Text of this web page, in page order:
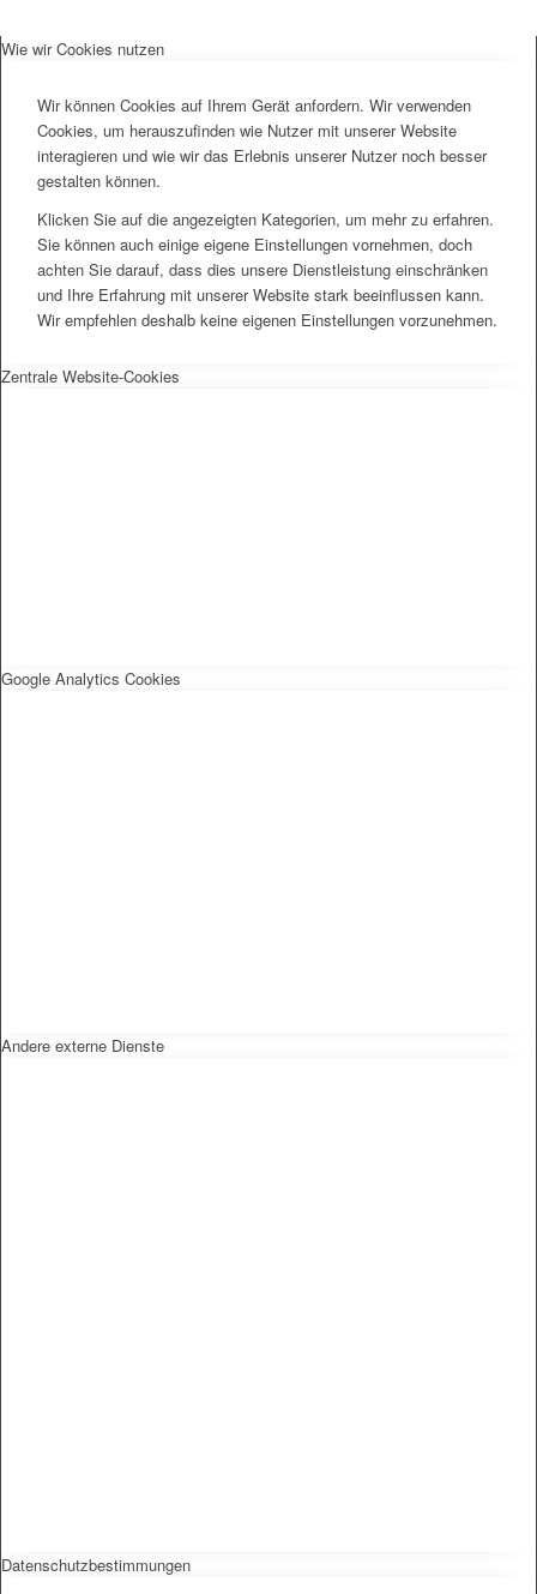
Wie wir Cookies nutzen
Wir können Cookies auf Ihrem Gerät anfordern. Wir verwenden
Cookies, um herauszufinden wie Nutzer mit unserer Website
interagieren und wie wir das Erlebnis unserer Nutzer noch besser
gestalten können.
Klicken Sie auf die angezeigten Kategorien, um mehr zu erfahren.
Sie können auch einige eigene Einstellungen vornehmen, doch
achten Sie darauf, dass dies unsere Dienstleistung einschränken
und Ihre Erfahrung mit unserer Website stark beeinflussen kann.
Wir empfehlen deshalb keine eigenen Einstellungen vorzunehmen.
Zentrale Website-Cookies
Google Analytics Cookies
Andere externe Dienste
Datenschutzbestimmungen